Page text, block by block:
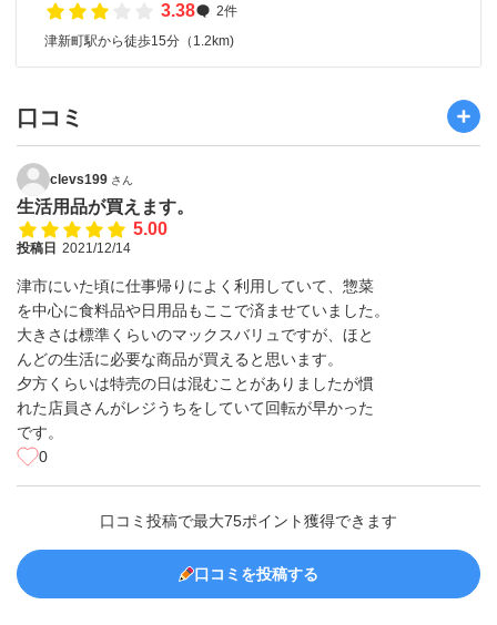
3.38
2件
津新町駅から徒歩15分（1.2km)
口コミ
clevs199 さん
生活用品が買えます。
5.00
投稿日 2021/12/14
津市にいた頃に仕事帰りによく利用していて、惣菜
を中心に食料品や日用品もここで済ませていました。
大きさは標準くらいのマックスバリュですが、ほと
んどの生活に必要な商品が買えると思います。
夕方くらいは特売の日は混むことがありましたが慣
れた店員さんがレジうちをしていて回転が早かった
です。
0
口コミ投稿で最大75ポイント獲得できます
口コミを投稿する